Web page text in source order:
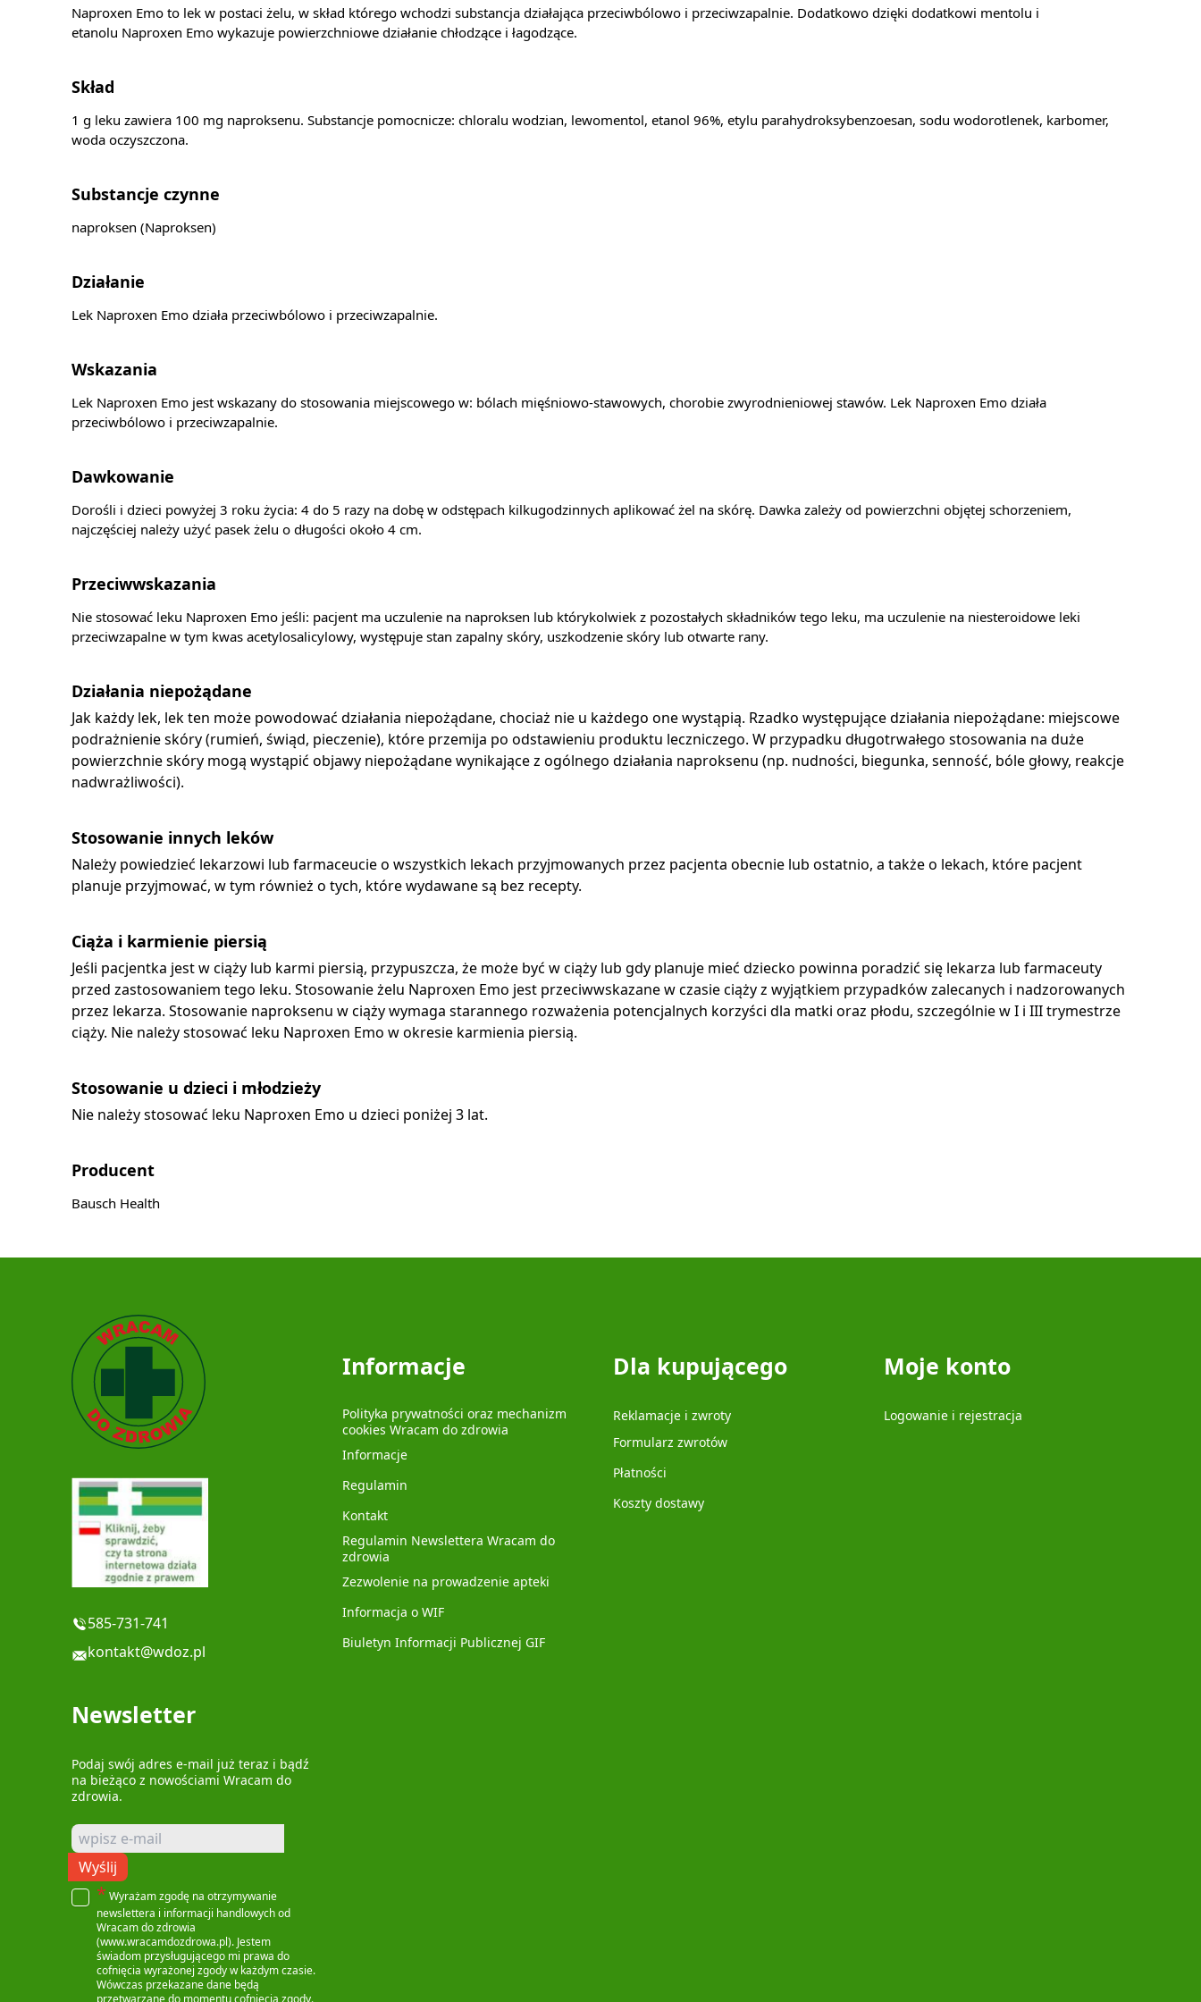
Naproxen Emo to lek w postaci żelu, w skład którego wchodzi substancja działająca przeciwbólowo i przeciwzapalnie. Dodatkowo dzięki dodatkowi mentolu i
etanolu Naproxen Emo wykazuje powierzchniowe działanie chłodzące i łagodzące.
Skład
1 g leku zawiera 100 mg naproksenu. Substancje pomocnicze: chloralu wodzian, lewomentol, etanol 96%, etylu parahydroksybenzoesan, sodu wodorotlenek, karbomer,
woda oczyszczona.
Substancje czynne
naproksen (Naproksen)
Działanie
Lek Naproxen Emo działa przeciwbólowo i przeciwzapalnie.
Wskazania
Lek Naproxen Emo jest wskazany do stosowania miejscowego w: bólach mięśniowo-stawowych, chorobie zwyrodnieniowej stawów. Lek Naproxen Emo działa
przeciwbólowo i przeciwzapalnie.
Dawkowanie
Dorośli i dzieci powyżej 3 roku życia: 4 do 5 razy na dobę w odstępach kilkugodzinnych aplikować żel na skórę. Dawka zależy od powierzchni objętej schorzeniem,
najczęściej należy użyć pasek żelu o długości około 4 cm.
Przeciwwskazania
Nie stosować leku Naproxen Emo jeśli: pacjent ma uczulenie na naproksen lub którykolwiek z pozostałych składników tego leku, ma uczulenie na niesteroidowe leki
przeciwzapalne w tym kwas acetylosalicylowy, występuje stan zapalny skóry, uszkodzenie skóry lub otwarte rany.
Działania niepożądane
Jak każdy lek, lek ten może powodować działania niepożądane, chociaż nie u każdego one wystąpią. Rzadko występujące działania niepożądane: miejscowe
podrażnienie skóry (rumień, świąd, pieczenie), które przemija po odstawieniu produktu leczniczego. W przypadku długotrwałego stosowania na duże
powierzchnie skóry mogą wystąpić objawy niepożądane wynikające z ogólnego działania naproksenu (np. nudności, biegunka, senność, bóle głowy, reakcje
nadwrażliwości).
Stosowanie innych leków
Należy powiedzieć lekarzowi lub farmaceucie o wszystkich lekach przyjmowanych przez pacjenta obecnie lub ostatnio, a także o lekach, które pacjent
planuje przyjmować, w tym również o tych, które wydawane są bez recepty.
Ciąża i karmienie piersią
Jeśli pacjentka jest w ciąży lub karmi piersią, przypuszcza, że może być w ciąży lub gdy planuje mieć dziecko powinna poradzić się lekarza lub farmaceuty
przed zastosowaniem tego leku. Stosowanie żelu Naproxen Emo jest przeciwwskazane w czasie ciąży z wyjątkiem przypadków zalecanych i nadzorowanych
przez lekarza. Stosowanie naproksenu w ciąży wymaga starannego rozważenia potencjalnych korzyści dla matki oraz płodu, szczególnie w I i III trymestrze
ciąży. Nie należy stosować leku Naproxen Emo w okresie karmienia piersią.
Stosowanie u dzieci i młodzieży
Nie należy stosować leku Naproxen Emo u dzieci poniżej 3 lat.
Producent
Bausch Health
585-731-741
kontakt@wdoz.pl
Informacje
Polityka prywatności oraz mechanizm
cookies Wracam do zdrowia
Informacje
Regulamin
Kontakt
Regulamin Newslettera Wracam do
zdrowia
Zezwolenie na prowadzenie apteki
Informacja o WIF
Biuletyn Informacji Publicznej GIF
Dla kupującego
Reklamacje i zwroty
Formularz zwrotów
Płatności
Koszty dostawy
Moje konto
Logowanie i rejestracja
Newsletter
Podaj swój adres e-mail już teraz i bądź
na bieżąco z nowościami Wracam do
zdrowia.
Wyślij
* Wyrażam zgodę na otrzymywanie
newslettera i informacji handlowych od
Wracam do zdrowia
(www.wracamdozdrowa.pl). Jestem
świadom przysługującego mi prawa do
cofnięcia wyrażonej zgody w każdym czasie.
Wówczas przekazane dane będą
przetwarzane do momentu cofnięcia zgody.